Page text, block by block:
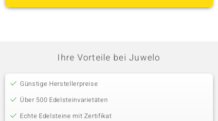
Ihre Vorteile bei Juwelo
Günstige Herstellerpreise
Über 500 Edelsteinvarietäten
Echte Edelsteine mit Zertifikat